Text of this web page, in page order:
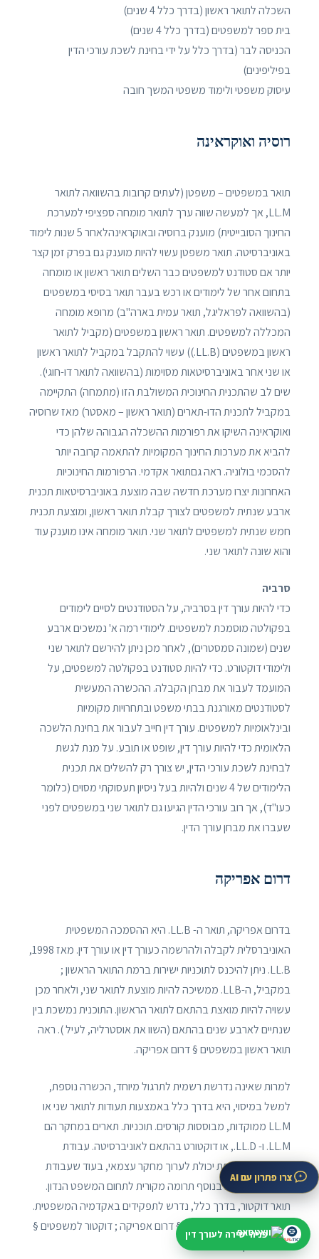
השכלה לתואר ראשון (בדרך כלל 4 שנים)
בית ספר למשפטים (בדרך כלל 4 שנים)
הכניסה לבר (בדרך כלל על ידי בחינת לשכת עורכי הדין
בפיליפינים)
עיסוק משפטי ולימוד משפטי המשך חובה
רוסיה ואוקראינה
תואר במשפטים – משפטן (לעתים קרובות בהשוואה לתואר
LL.M, אך למעשה שווה ערך לתואר מומחה ספציפי למערכת
החינוך הסובייטית) מוענק ברוסיה ובאוקראינהלאחר 5 שנות לימוד
באוניברסיטה. תואר משפטן עשוי להיות מוענק גם בפרק זמן קצר
יותר אם סטודנט למשפטים כבר השלים תואר ראשון או מומחה
בתחום אחר של לימודים או רכש בעבר תואר בסיסי במשפטים
(בהשוואה לפראליגל, תואר עמית בארה"ב) מרופא מומחה
המכללה למשפטים. תואר ראשון במשפטים (מקביל לתואר
ראשון במשפטים (LL.B.)) עשוי להתקבל במקביל לתואר ראשון
או שני אחר באוניברסיטאות מסוימות (בהשוואה לתואר דו-חוגי).
שים לב שהתכנית החינוכית המשולבת הזו (מתמחה) התקיימה
במקביל לתכנית הדו-תארים (תואר ראשון – מאסטר) מאז שרוסיה
ואוקראינה השיקו את רפורמות ההשכלה הגבוהה שלהן כדי
להביא את מערכות החינוך המקומיות להתאמה קרובה יותר
להסכמי בולוניה. ראה גםתואר אקדמי. הרפורמות החינוכיות
האחרונות יצרו מערכת חדשה שבה מוצעת באוניברסיטאות תכנית
ארבע שנתית למשפטים לצורך קבלת תואר ראשון, ומוצעת תכנית
חמש שנתית למשפטים לתואר שני. תואר מומחה אינו מוענק עוד
והוא שונה לתואר שני.
סרביה
כדי להיות עורך דין בסרביה, על הסטודנטים לסיים לימודים
בפקולטה מוסמכת למשפטים. לימודי רמה א' נמשכים ארבע
שנים (שמונה סמסטרים), לאחר מכן ניתן להירשם לתואר שני
ולימודי דוקטורט. כדי להיות סטודנט בפקולטה למשפטים, על
המועמד לעבור את מבחן הקבלה. ההכשרה המעשית
לסטודנטים מאורגנת בבתי משפט ובתחרויות מקומיות
ובינלאומיות למשפטים. עורך דין חייב לעבור את בחינת הלשכה
הלאומית כדי להיות עורך דין, שופט או תובע. על מנת לגשת
לבחינת לשכת עורכי הדין, יש צורך רק להשלים את תכנית
הלימודים של 4 שנים ולהיות בעל ניסיון תעסוקתי מסוים (כלומר
כעו"ד), אך רוב עורכי הדין הגיעו גם לתואר שני במשפטים לפני
שעברו את מבחן עורך הדין.
דרום אפריקה
בדרום אפריקה, תואר ה- LL.B. היא ההסמכה המשפטית
האוניברסלית לקבלה ולהרשמה כעורך דין או עורך דין. מאז 1998,
LL.B. ניתן להיכנס לתוכניות ישירות ברמת התואר הראשון ;
במקביל, ה-LLB. ממשיכה להיות מוצעת לתואר שני, ולאחר מכן
עשויה להיות מואצת בהתאם לתואר הראשון. התוכנית נמשכת בין
שנתיים לארבע שנים בהתאם (השוו את אוסטרליה, לעיל ). ראה
תואר ראשון במשפטים § דרום אפריקה.
למרות שאינה נדרשת רשמית לתרגול מיוחד, הכשרה נוספת,
למשל במיסוי, היא בדרך כלל באמצעות תעודות לתואר שני או
LL.M ממוקדות, מבוססות קורסים. תוכניות. תארים במחקר הם
LL.M. ו- LL.D., או דוקטורט בהתאם לאוניברסיטה. עבודת
המאסטר משקפת יכולת לערוך מחקר עצמאי, בעוד שעבודת
הדוקטורט תהווה בנוסף תרומה מקורית לתחום המשפט הנדון.
תואר דוקטור, בדרך כלל, נדרש לתפקידים באקדמיה המשפטית.
לִרְאוֹתתואר שני במשפטים § דרום אפריקה ; דוקטור למשפטים §
דרום אפריקה.
צרו פתרון עם AI
פניה ישירה לעורך דין